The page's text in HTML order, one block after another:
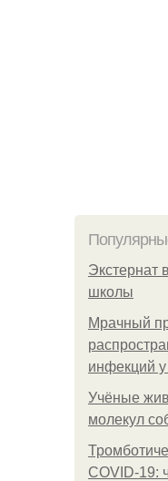
Экстернат
школы
Мрачный
инфекций
Учёные
молекул
COVID-19: